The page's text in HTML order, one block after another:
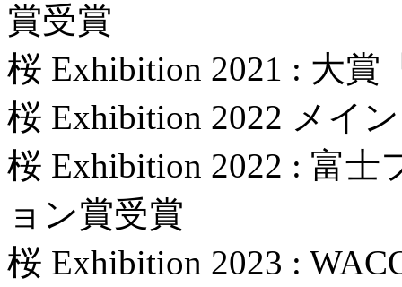
賞受賞
桜 Exhibition 2021 : 大賞
桜 Exhibition 2022 メイ
桜 Exhibition 2022 : 富
ョン賞受賞
桜 Exhibition 2023 :